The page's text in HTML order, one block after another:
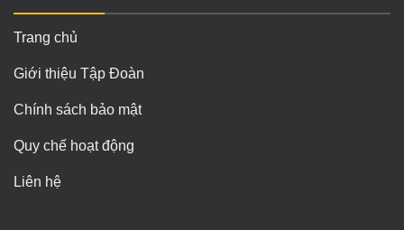
Trang chủ
Giới thiệu Tập Đoàn
Chính sách bảo mật
Quy chế hoạt động
Liên hệ